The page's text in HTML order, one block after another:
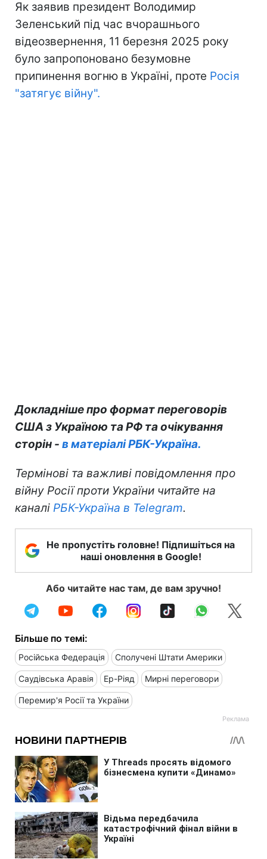
Як заявив президент Володимир
Зеленський під час вчорашнього
відеозвернення, 11 березня 2025 року
було запропоновано безумовне
припинення вогню в Україні, проте Росія
"затягує війну".
Докладніше про формат переговорів
США з Україною та РФ та очікування
сторін - в матеріалі РБК-Україна.
Термінові та важливі повідомлення про
війну Росії проти України читайте на
каналі РБК-Україна в Telegram.
Не пропустіть головне! Підпишіться на
наші оновлення в Google!
Або читайте нас там, де вам зручно!
Більше по темі:
Російська Федерація Сполучені Штати Америки
Саудівська Аравія Ер-Ріяд Мирні переговори
Перемир'я Росії та України